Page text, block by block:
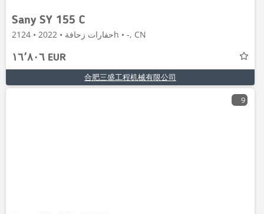
Sany SY 155 C
حفارات زحافة • 2022 • 2124h • -, CN
١٦٬٨٠٦ EUR
合肥三盛工程机械有限公司
9